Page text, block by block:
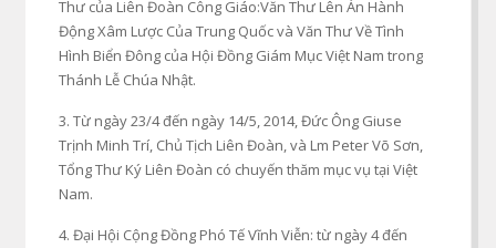
Thư của Liên Đoàn Công Giáo:Văn Thư Lên Án Hành
Động Xâm Lược Của Trung Quốc và Văn Thư Về Tình
Hình Biển Đông của Hội Đồng Giám Mục Việt Nam trong
Thánh Lễ Chúa Nhật.
3. Từ ngày 23/4 đến ngày 14/5, 2014, Đức Ông Giuse
Trịnh Minh Trí, Chủ Tịch Liên Đoàn, và Lm Peter Võ Sơn,
Tổng Thư Ký Liên Đoàn có chuyến thăm mục vụ tại Việt
Nam.
4. Đại Hội Cộng Đồng Phó Tế Vĩnh Viễn: từ ngày 4 đến